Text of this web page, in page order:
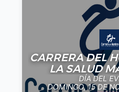
CARRERA DEL
LA SALUD
DÍA DEL
DOMINGO, 15 DE